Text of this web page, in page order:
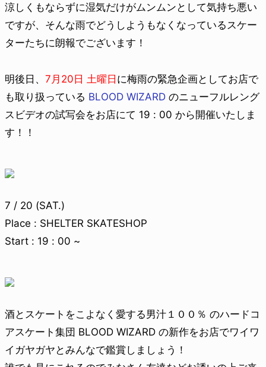
涼しくもならずに湿気だけがムンムンとして気持ち悪い
ですが、そんな雨でどうしようもなくなっているスケー
ターたちに朗報でございます！
明後日、 7月20日 土曜日 に梅雨の緊急企画としてお店で
も取り扱っている BLOOD WIZARD のニューフルレング
スビデオの試写会をお店にて 19 : 00 から開催いたしま
す！！
7 / 20 (SAT.)
Place : SHELTER SKATESHOP
Start : 19 : 00 ~
酒とスケートをこよなく愛する男汁１００％ のハードコ
アスケート集団 BLOOD WIZARD の新作をお店でワイワ
イガヤガヤとみんなで鑑賞しましょう！